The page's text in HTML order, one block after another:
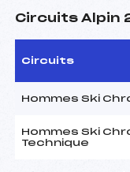
Circuits Alpin
Circuits
Hommes Ski
Hommes Ski
Technique